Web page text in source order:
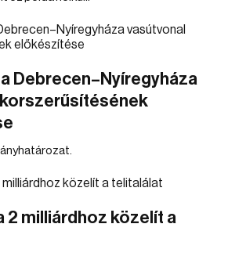
Debrecen–Nyíregyháza
2 milliárdhoz közelít a